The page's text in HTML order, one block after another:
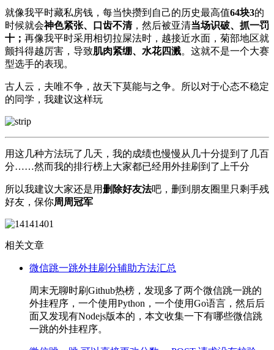
就像我平时藏私房钱，每当快攒到自己的历史最高值64块3的
时候就会神色紧张、口齿不清，然后被亚清当场识破、抓一罚
十； 再像我平时采用相切拉屎法时，越接近水面，菊部地区就
颤抖得越厉害，导致肌肉紧绷、水花四溅。这就不是一个大赛
型选手的表现。
古人云，夫唯不争，故天下莫能与之争。所以对于心态不稳定
的同学，我建议这样玩
用这几种方法玩了几天，我的成绩也慢慢从几十分提到了几百
分……然而我的排行榜上大家都已经用外挂刷到了上千分
所以我建议大家还是用删除好友法吧，删到朋友圈里只剩手残
好友，保你周周冠军
相关文章
微信跳一跳外挂刷分辅助方法汇总
周末无聊时刷Github热榜，发现多了两个微信跳一跳的
外挂程序，一个使用Python，一个使用Go语言，然后后
面又发现有Nodejs版本的，本文收集一下有哪些微信跳
一跳的外挂程序。